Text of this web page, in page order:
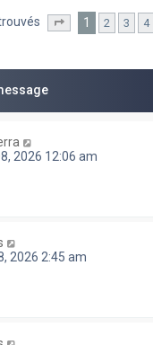
Page sur 13
1 2 3 4
2026 12:06 am
2026 2:45 am